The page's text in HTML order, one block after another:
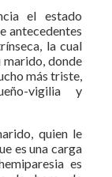
el estado
antecedentes
la cual
donde
más triste,
vigilia y
quien le
es una carga
es